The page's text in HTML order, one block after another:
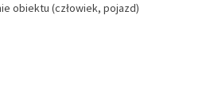
obiektu (człowiek, pojazd)